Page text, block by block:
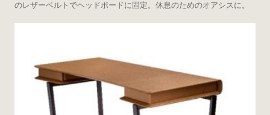
のレザーベルトでヘッドボードに固定。休息のためのオアシスに。